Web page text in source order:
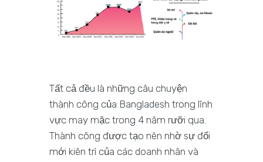
Tất cả đều là những câu chuyện
thành công của Bangladesh trong lĩnh
vực may mặc trong 4 năm rưỡi qua.
Thành công được tạo nên nhờ sự đổi
mới kiên trì của các doanh nhân và